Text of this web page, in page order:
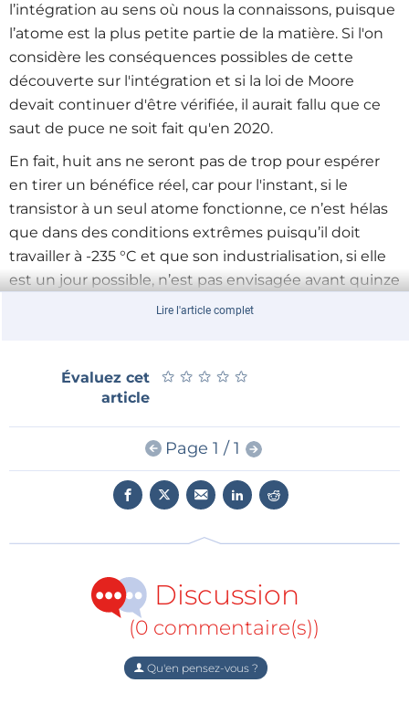
l’intégration au sens où nous la connaissons, puisque
l’atome est la plus petite partie de la matière. Si l'on
considère les conséquences possibles de cette
découverte sur l'intégration et si la loi de Moore
devait continuer d'être vérifiée, il aurait fallu que ce
saut de puce ne soit fait qu'en 2020.
En fait, huit ans ne seront pas de trop pour espérer
en tirer un bénéfice réel, car pour l'instant, si le
transistor à un seul atome fonctionne, ce n’est hélas
que dans des conditions extrêmes puisqu’il doit
travailler à -235 °C et que son industrialisation, si elle
est un jour possible, n’est pas envisagée avant quinze
Lire l'article complet
Évaluez cet
article
★ ★ ★ ★ ★
★ ★ ★ ★ ★
Page 1 / 1
Discussion
(0 commentaire(s))
Qu'en pensez-vous ?